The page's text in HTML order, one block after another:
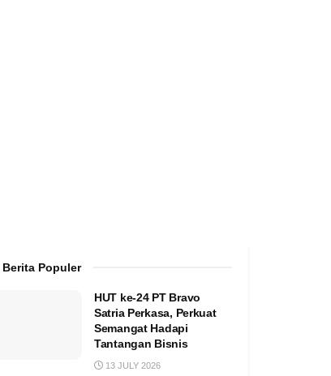
Berita Populer
HUT ke-24 PT Bravo
Satria Perkasa, Perkuat
Semangat Hadapi
Tantangan Bisnis
13 JULY 2026